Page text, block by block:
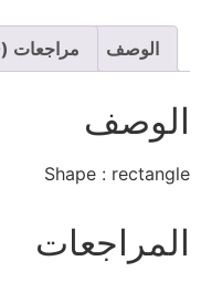
الوصف مراجعات (0)
الوصف
Shape : rectangle
المراجعات